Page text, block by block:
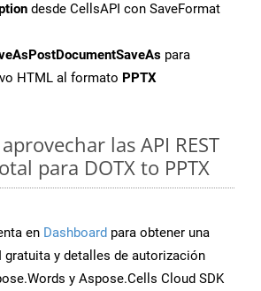
desde CellsAPI con SaveFormat
para
HTML al formato PPTX
las API REST
para DOTX to PPTX
en Dashboard para obtener una
gratuita y detalles de autorización
y Aspose.Cells Cloud SDK